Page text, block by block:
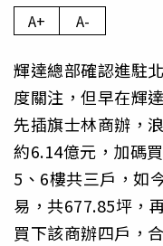
A+ A-
輝達總部確認進駐
度關注，但早在輝
先插旗士林商辦，
約6.14億元，加碼
5、6樓共三戶，如
易，共677.85坪，
買下該商辦四戶，